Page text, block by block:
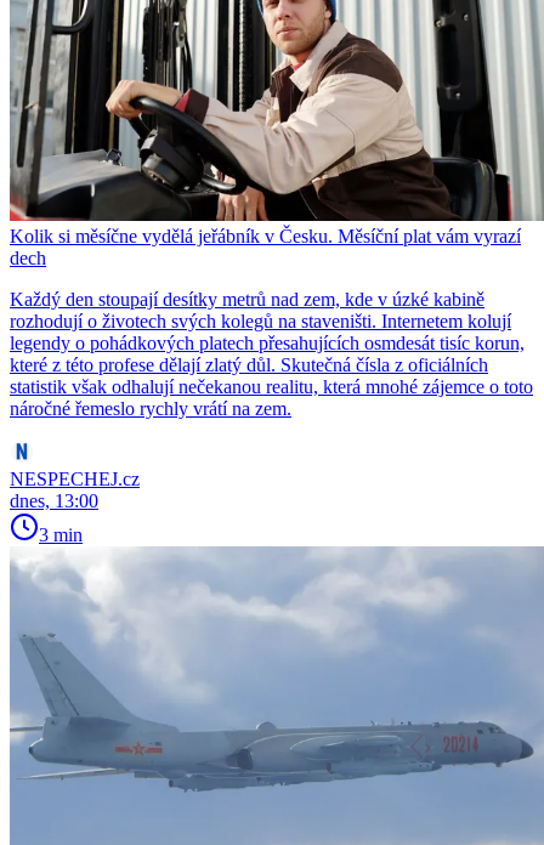
Kolik si měsíčne vydělá jeřábník v Česku. Měsíční plat vám vyrazí
dech
Každý den stoupají desítky metrů nad zem, kde v úzké kabině
rozhodují o životech svých kolegů na staveništi. Internetem kolují
legendy o pohádkových platech přesahujících osmdesát tisíc korun,
které z této profese dělají zlatý důl. Skutečná čísla z oficiálních
statistik však odhalují nečekanou realitu, která mnohé zájemce o toto
náročné řemeslo rychly vrátí na zem.
NESPECHEJ.cz
dnes, 13:00
3 min